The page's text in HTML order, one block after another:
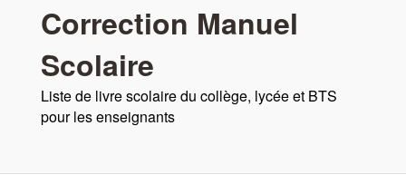
Correction Manuel
Scolaire
Liste de livre scolaire du collège, lycée et BTS
pour les enseignants